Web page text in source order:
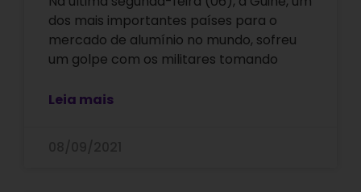
dos mais importantes países para o
mercado de alumínio no mundo, sofreu
um golpe com os militares tomando
Leia mais